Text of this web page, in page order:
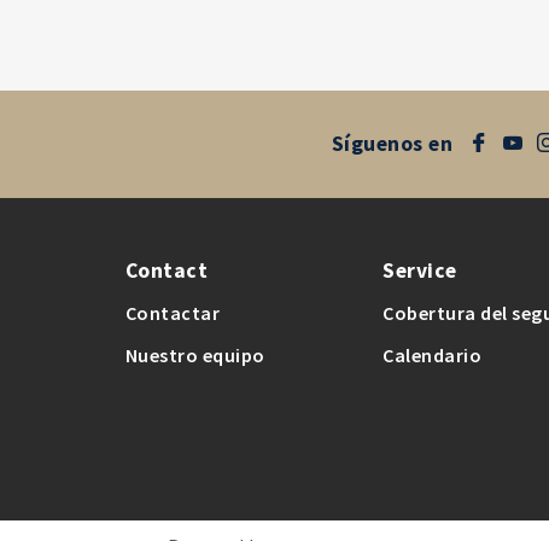
Síguenos en
Contact
Contactar
Nuestro equipo
Service
Cobertura del
Calendario